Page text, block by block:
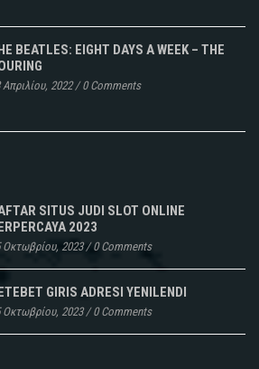
BEATLES: EIGHT DAYS A WEEK – THE
Απριλίου, 2022/0 Comments
SITUS JUDI SLOT ONLINE
2023
Οκτωβρίου, 2023/0 Comments
GIRIS ADRESI YENILENDI
Οκτωβρίου, 2023/0 Comments